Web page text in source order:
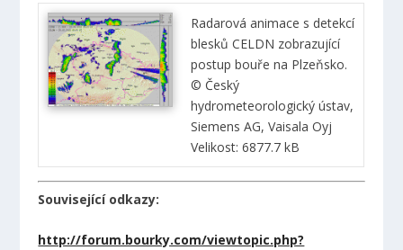
Radarová animace s detekcí
blesků CELDN zobrazující
postup bouře na Plzeňsko.
© Český
hydrometeorologický ústav,
Siemens AG, Vaisala Oyj
Velikost: 6877.7 kB
Související odkazy:
http://forum.bourky.com/viewtopic.php?